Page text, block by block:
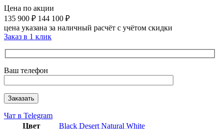
Цена по акции
135 900 ₽ 144 100 ₽
цена указана за наличный расчёт с учётом скидки
Заказ в 1 клик
Ваш телефон
Чат в Telegram
Цвет
Black DesertNatural White